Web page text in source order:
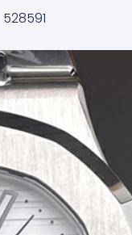
528591